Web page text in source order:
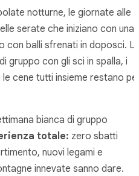
notturne, le giornate alle
serate che iniziano con una
con balli sfrenati in doposci.
gruppo con gli sci in spalla, i
cene tutti insieme restano
bianca di gruppo
totale: zero sbatti
nuovi legami e
innevate sanno dare.